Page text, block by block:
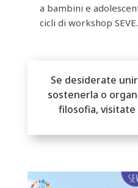
a bambini e
cicli di workshop
Se desiderate
sostenerla o
filosofia, visitate